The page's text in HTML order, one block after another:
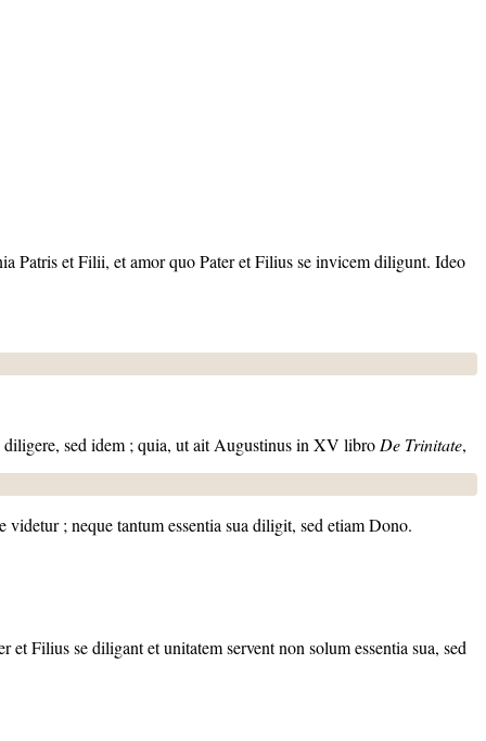
Patris et Filii, et amor quo Pater et Filius se invicem diligunt. Ideo
diligere, sed idem ; quia, ut ait Augustinus in XV libro De Trinitate,
; neque tantum essentia sua diligit, sed etiam Dono.
Filius se diligant et unitatem servent non solum essentia sua, sed